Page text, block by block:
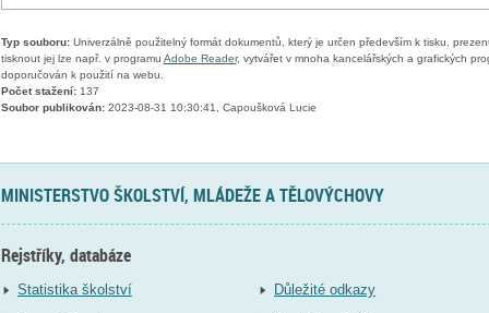
Typ souboru:Univerzálně použitelný formát dokumentů, který je určen především k tisku,
tisknout jej lze např. v programu Adobe Reader, vytvářet v mnoha kancelářských a grafických
doporučován k použití na webu.
Počet stažení:137
Soubor publikován:2023-08-31 10:30:41, Capoušková Lucie
MINISTERSTVO ŠKOLSTVÍ, MLÁDEŽE A TĚLOVÝCHOVY
Rejstříky, databáze
Statistika školství
Důležité odkazy